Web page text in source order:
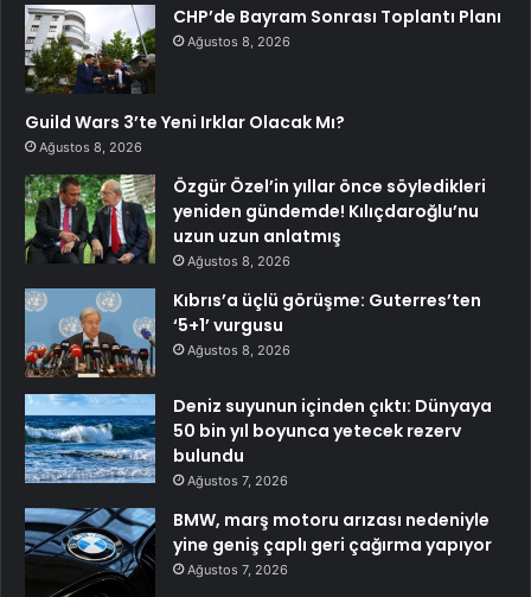
CHP’de Bayram Sonrası Toplantı Planı
Ağustos 8, 2026
Guild Wars 3’te Yeni Irklar Olacak Mı?
Ağustos 8, 2026
Özgür Özel’in yıllar önce söyledikleri
yeniden gündemde! Kılıçdaroğlu’nu
uzun uzun anlatmış
Ağustos 8, 2026
Kıbrıs’a üçlü görüşme: Guterres’ten
‘5+1’ vurgusu
Ağustos 8, 2026
Deniz suyunun içinden çıktı: Dünyaya
50 bin yıl boyunca yetecek rezerv
bulundu
Ağustos 7, 2026
BMW, marş motoru arızası nedeniyle
yine geniş çaplı geri çağırma yapıyor
Ağustos 7, 2026